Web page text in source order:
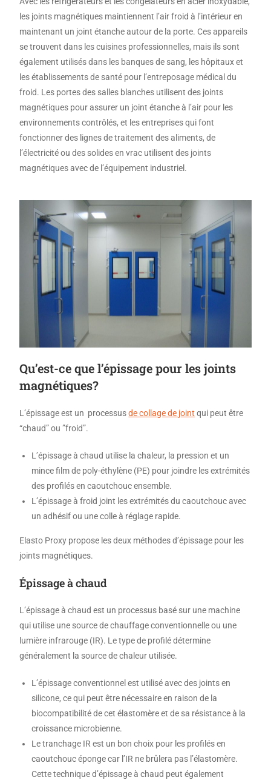
les joints magnétiques maintiennent l’air froid à l’intérieur en
maintenant un joint étanche autour de la porte. Ces appareils
se trouvent dans les cuisines professionnelles, mais ils sont
également utilisés dans les banques de sang, les hôpitaux et
les établissements de santé pour l’entreposage médical du
froid. Les portes des salles blanches utilisent des joints
magnétiques pour assurer un joint étanche à l’air pour les
environnements contrôlés, et les entreprises qui font
fonctionner des lignes de traitement des aliments, de
l’électricité ou des solides en vrac utilisent des joints
magnétiques avec de l’équipement industriel.
Qu’est-ce que l’épissage pour les joints
magnétiques?
L’épissage est un processusde collage de joint qui peut être
“chaud” ou ”froid”.
L’épissage à chaud utilise la chaleur, la pression et un
mince film de poly-éthylène (PE) pour joindre les extrémités
des profilés en caoutchouc ensemble.
L’épissage à froid joint les extrémités du caoutchouc avec
un adhésif ou une colle à réglage rapide.
Elasto Proxy propose les deux méthodes d’épissage pour les
joints magnétiques.
Épissage à chaud
L’épissage à chaud est un processus basé sur une machine
qui utilise une source de chauffage conventionnelle ou une
lumière infrarouge (IR). Le type de profilé détermine
généralement la source de chaleur utilisée.
L’épissage conventionnel est utilisé avec des joints en
silicone, ce qui peut être nécessaire en raison de la
biocompatibilité de cet élastomère et de sa résistance à la
croissance microbienne.
Le tranchage IR est un bon choix pour les profilés en
caoutchouc éponge car l’IR ne brûlera pas l’élastomère.
Cette technique d’épissage à chaud peut également